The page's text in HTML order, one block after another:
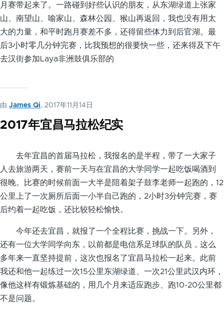
月赛带起来了。一路碰到好些认识的朋友，从东湖绿道上张家
山、南望山、喻家山、森林公园、猴山再返回，我也没有用太
大的力量，和平时跑月赛差不多，还得留些体力到后官湖。最
后3小时零几分钟完赛，比我预想的很要快一些，还来得及下午
去汉街参加Laya非洲鼓俱乐部的
由 James Qi, 2017年11月14日
2017年宜昌马拉松纪实
去年宜昌的首届马拉松，我报名的是半程，带了一大家子
人去旅游两天，赛前一天与在宜昌的大学同学一起吃饭喝酒到
很晚。比赛的时候前面一大半是陪着架子鼓李老师一起跑的，12
公里上了一次厕所后面一小半自己跑的，2小时3分钟完赛，赛
后约着一起吃饭，还比较轻松愉快。
今年还去宜昌，就报了一个全程比赛，挑战一下。另外，
还有一位大学同学向东，以前都是电信系足球队的队员，这么
多年来一直坚持提前，这次也报名了宜昌马拉松一起来。此前
我还和他一起练过一次15公里东湖绿道、一次21公里武汉内环，
像他这样有锻炼基础的，用几个月来适应跑步、跑10-20公里都
不是问题。